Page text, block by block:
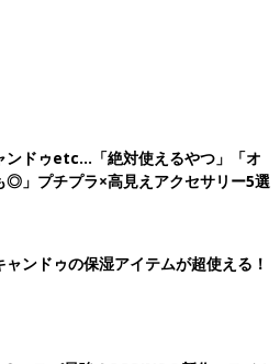
ンドゥetc…「絶対使えるやつ」「オ
◎」プチプラ×高見えアクセサリー5選
ンドゥの保湿アイテムが超使える！